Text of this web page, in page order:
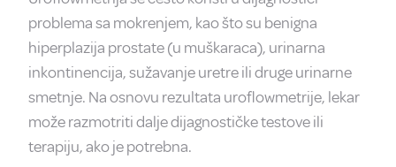
problema sa mokrenjem, kao što su benigna
hiperplazija prostate (u muškaraca), urinarna
inkontinencija, sužavanje uretre ili druge urinarne
smetnje. Na osnovu rezultata uroflowmetrije, lekar
može razmotriti dalje dijagnostičke testove ili
terapiju, ako je potrebna.